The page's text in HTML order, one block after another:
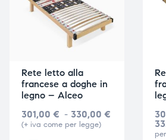
Rete letto alla
francese a doghe in
legno – Alceo
301,00 € - 330,00 €
(+ iva come per legge)